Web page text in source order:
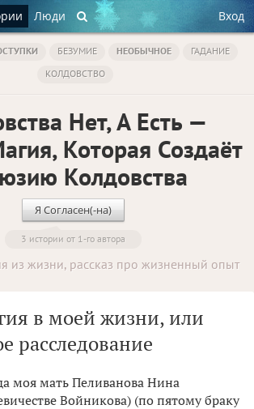
Люди Вход
БЕЗУМИЕ НЕОБЫЧНОЕ
ГАДАНИЕ
КОЛДОВСТВО
Нет, А Есть —
Которая Создаёт
Колдовства
Я Согласен(-на)
3 истории от 1-го автора
из жизни, рассказ про жизненный опыт
в моей жизни, или
расследование
моя мать Пеливанова Нина
Войникова) (по пятому браку